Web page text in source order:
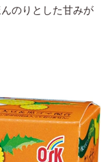
のりとした甘みが